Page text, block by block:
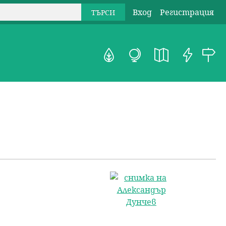
Вход Регистрация